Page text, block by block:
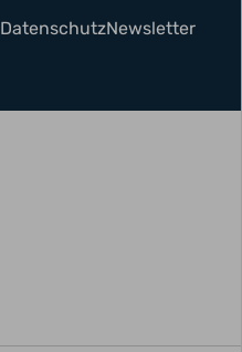
DatenschutzNewsletter